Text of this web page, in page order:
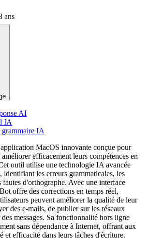
ans
AI
IA
IA
MacOS innovante conçue pour
efficacement leurs compétences en
outil utilise une technologie IA avancée
identifiant les erreurs grammaticales, les
fautes d'orthographe. Avec une interface
offre des corrections en temps réel,
peuvent améliorer la qualité de leur
des e-mails, de publier sur les réseaux
messages. Sa fonctionnalité hors ligne
sans dépendance à Internet, offrant aux
et efficacité dans leurs tâches d'écriture.